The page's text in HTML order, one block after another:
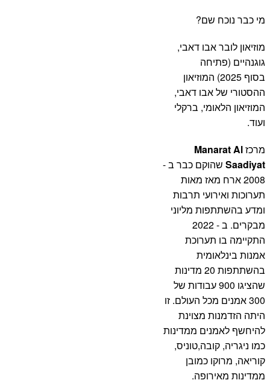
מי כבר נוכח שם?
מוזיאון לובר אבו דאבי,
גוגנהיים (פתיחה
בסוף 2025) המוזיאון
ההסטורי של אבו דאבי,
המוזיאון הלאומי, ברקלי
ועוד.
מרכזManarat Al
Saadiyat שהוקם כבר ב -
2008 ארח מאז מאות
תערוכות ואירועי תרבות
ומדע בהשתתפות מליוני
מבקרים. ב - 2022
התקיימה בו תערוכת
אמנות בינלאומית
בהשתתפות 20 מדינות
שהציגו 900 עבודות של
300 אמנים מכל העולם. זו
היתה הזדמנות מצוינת
להיחשף לאמנים ממדינות
כמו ניגריה, קובה,טוניס,
קוריאה, מרוקו כמובן
ממדינות מאירופה.